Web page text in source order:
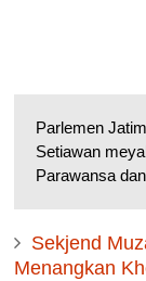
Parlemen
Setiawan
Parawansa
Sekjend
Menangkan